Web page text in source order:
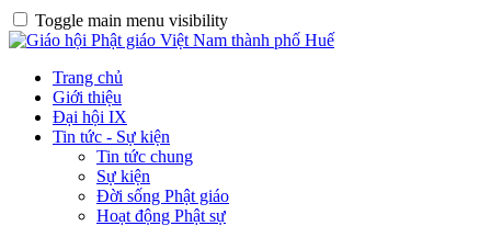
Toggle main menu visibility
Trang chủ
Giới thiệu
Đại hội IX
Tin tức - Sự kiện
Tin tức chung
Sự kiện
Đời sống Phật giáo
Hoạt động Phật sự